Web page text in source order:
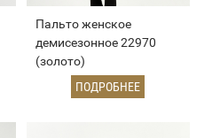
Пальто женское
демисезонное 22970
(золото)
ПОДРОБНЕЕ